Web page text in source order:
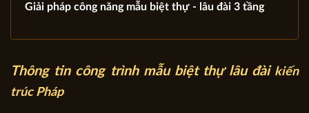
Giải pháp công năng mẫu biệt thự - lâu đài 3 tầng
Thông tin công trình mẫu biệt thự lâu đài kiến
trúc Pháp